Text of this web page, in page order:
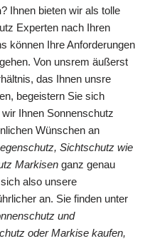
? Ihnen bieten wir als tolle
Experten nach Ihren
können Ihre Anforderungen
Von unsrem äußerst
das Ihnen unsre
begeistern Sie sich
Ihnen Sonnenschutz
Wünschen an
Sichtschutz wie
Markisen ganz genau
also unsere
an. Sie finden unter
und
oder Markise kaufen,